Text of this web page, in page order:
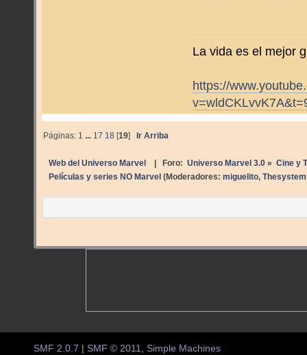
La vida es el mejor
https://
Páginas: 1 ... 17 18 [19]Ir Arriba
Web del Universo Marvel | Foro: Universo Marvel 3.0» Cine y
Películas y series NO Marvel (Moderadores: miguelito,
SMF 2.0.7 | SMF © 2011 Simple Machines